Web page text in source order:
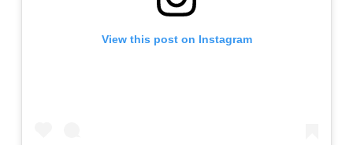
View this post on Instagram